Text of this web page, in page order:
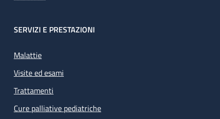
SERVIZI E PRESTAZIONI
Malattie
Visite ed esami
Trattamenti
Cure palliative pediatriche